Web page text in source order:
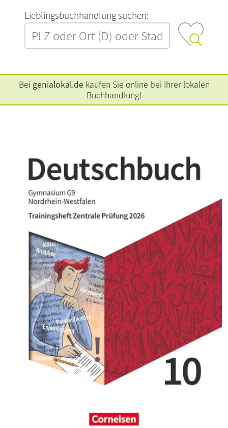
L‍i‍e‍b‍l‍i‍n‍g‍s‍b‍u‍c‍h‍h‍a‍n‍d‍l‍u‍n‍g‍ ‍s‍u‍c‍h‍e‍n‍:‍
Bei genialokal.de kaufen Sie online bei Ihrer lokalen
Buchhandlung!